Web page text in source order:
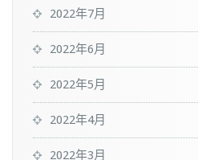
2022年7月
2022年6月
2022年5月
2022年4月
2022年3月